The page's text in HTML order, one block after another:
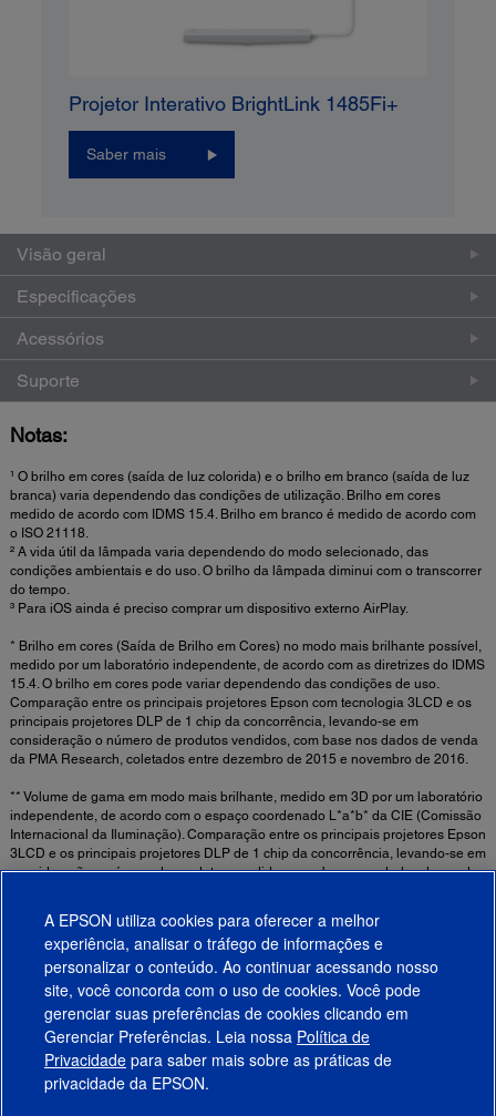
Projetor Interativo BrightLink 1485Fi+
Saber mais
Visão geral
Especificações
Acessórios
Suporte
Notas:
¹ O brilho em cores (saída de luz colorida) e o brilho em branco (saída de luz
branca) varia dependendo das condições de utilização. Brilho em cores
medido de acordo com IDMS 15.4. Brilho em branco é medido de acordo com
o ISO 21118.
² A vida útil da lâmpada varia dependendo do modo selecionado, das
condições ambientais e do uso. O brilho da lâmpada diminui com o transcorrer
do tempo.
³ Para iOS ainda é preciso comprar um dispositivo externo AirPlay.
* Brilho em cores (Saída de Brilho em Cores) no modo mais brilhante possível,
medido por um laboratório independente, de acordo com as diretrizes do IDMS
15.4. O brilho em cores pode variar dependendo das condições de uso.
Comparação entre os principais projetores Epson com tecnologia 3LCD e os
principais projetores DLP de 1 chip da concorrência, levando-se em
consideração o número de produtos vendidos, com base nos dados de venda
da PMA Research, coletados entre dezembro de 2015 e novembro de 2016.
** Volume de gama em modo mais brilhante, medido em 3D por um laboratório
independente, de acordo com o espaço coordenado L*a*b* da CIE (Comissão
Internacional da Iluminação). Comparação entre os principais projetores Epson
3LCD e os principais projetores DLP de 1 chip da concorrência, levando-se em
consideração o número de produtos vendidos, com base nos dados de venda
Informações de Segurança Importantes Sobre Ambientes de Uso de Projetores
Fixos ►
Produtos
Suporte
A EPSON utiliza cookies para oferecer a melhor
experiência, analisar o tráfego de informações e
personalizar o conteúdo. Ao continuar acessando nosso
site, você concorda com o uso de cookies. Você pode
gerenciar suas preferências de cookies clicando em
Gerenciar Preferências. Leia nossa Política de
Privacidade para saber mais sobre as práticas de
privacidade da EPSON.